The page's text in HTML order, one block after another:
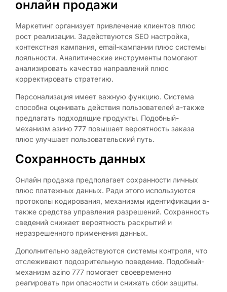
онлайн продажи
Маркетинг организует привлечение клиентов плюс
рост реализации. Задействуются SEO настройка,
контекстная кампания, email-кампании плюс системы
лояльности. Аналитические инструменты помогают
анализировать качество направлений плюс
корректировать стратегию.
Персонализация имеет важную функцию. Система
способна оценивать действия пользователей а-также
предлагать подходящие продукты. Подобный-
механизм азино 777 повышает вероятность заказа
плюс улучшает пользовательский путь.
Сохранность данных
Онлайн продажа предполагает сохранности личных
плюс платежных данных. Ради этого используются
протоколы кодирования, механизмы идентификации а-
также средства управления разрешений. Сохранность
сведений снижает вероятность раскрытий и
неразрешенного применения данных.
Дополнительно задействуются системы контроля, что
отслеживают подозрительную поведение. Подобный-
механизм azino 777 помогает своевременно
реагировать при опасности и снижать сбои защиты.